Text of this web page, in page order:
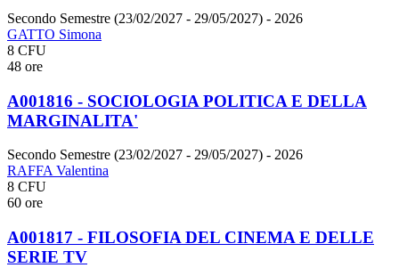
Secondo Semestre (23/02/2027 - 29/05/2027) - 2026
GATTO Simona
8 CFU
48 ore
A001816 - SOCIOLOGIA POLITICA E DELLA
MARGINALITA'
Secondo Semestre (23/02/2027 - 29/05/2027) - 2026
RAFFA Valentina
8 CFU
60 ore
A001817 - FILOSOFIA DEL CINEMA E DELLE
SERIE TV